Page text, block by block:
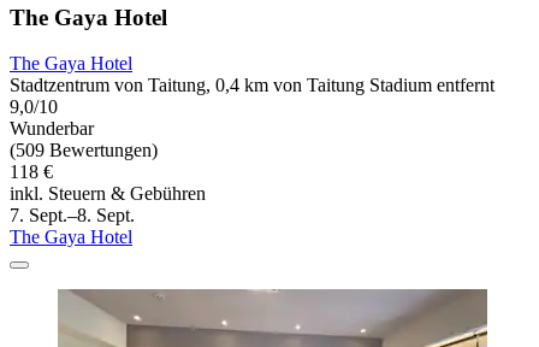
The Gaya Hotel
The Gaya Hotel
Stadtzentrum von Taitung, 0,4 km von Taitung Stadium entfernt
9,0/10
Wunderbar
(509 Bewertungen)
118 €
inkl. Steuern & Gebühren
7. Sept.–8. Sept.
The Gaya Hotel